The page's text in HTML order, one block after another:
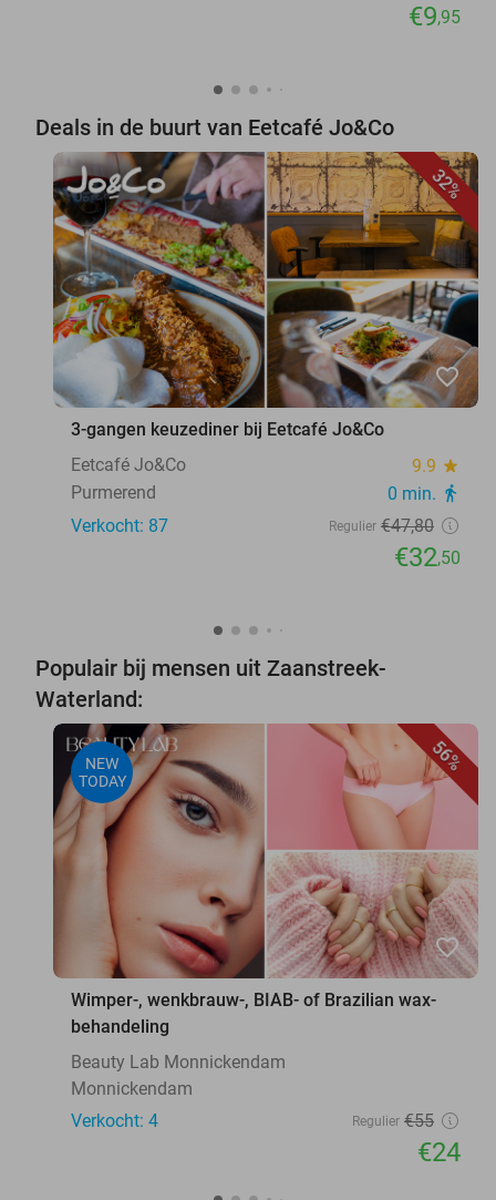
€9,95
Deals in de buurt van Eetcafé Jo&Co
32%
favorite_border
3-gangen keuzediner bij Eetcafé Jo&Co
Eetcafé Jo&Co
9.9 star
Purmerend 0 min. directions_walk
Verkocht: 87 Regulier €47,80
€32,50
Populair bij mensen uit Zaanstreek-
Waterland:
56%
NEW
TODAY
favorite_border
Wimper-, wenkbrauw-, BIAB- of Brazilian wax-
behandeling
Beauty Lab Monnickendam
Monnickendam
Verkocht: 4
Regulier €55
€24